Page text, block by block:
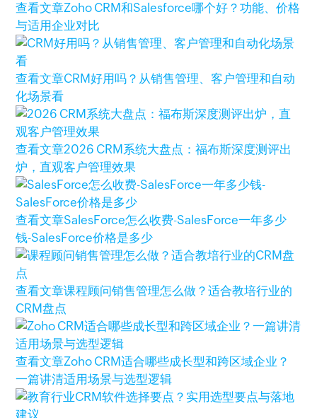
查看文章Zoho CRM和Salesforce哪个好？功能、价格
与适用企业对比
查看文章CRM好用吗？从销售管理、客户管理和自动
化场景看
查看文章2026 CRM系统大盘点：福布斯深度测评出
炉，直观客户管理效果
查看文章SalesForce怎么收费-SalesForce一年多少
钱-SalesForce价格是多少
查看文章课程顾问销售管理怎么做？适合教培行业的
CRM盘点
查看文章Zoho CRM适合哪些成长型和跨区域企业？
一篇讲清适用场景与选型逻辑